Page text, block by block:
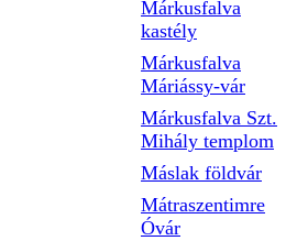
Márkusfalva
kastély
Márkusfalva
Máriássy-vár
Márkusfalva Szt.
Mihály templom
Máslak földvár
Mátraszentimre
Óvár